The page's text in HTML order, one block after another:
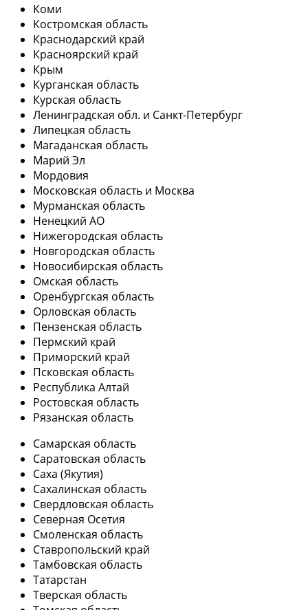
Коми
Костромская область
Краснодарский край
Красноярский край
Крым
Курганская область
Курская область
Ленинградская обл. и Санкт-Петербург
Липецкая область
Магаданская область
Марий Эл
Мордовия
Московская область и Москва
Мурманская область
Ненецкий АО
Нижегородская область
Новгородская область
Новосибирская область
Омская область
Оренбургская область
Орловская область
Пензенская область
Пермский край
Приморский край
Псковская область
Республика Алтай
Ростовская область
Рязанская область
Самарская область
Саратовская область
Саха (Якутия)
Сахалинская область
Свердловская область
Северная Осетия
Смоленская область
Ставропольский край
Тамбовская область
Татарстан
Тверская область